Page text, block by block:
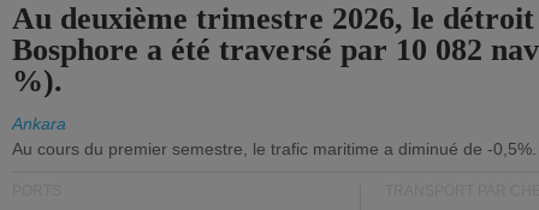
Au deuxième trimestre 2026, le
Bosphore a été traversé par 10 082
%).
Ankara
Au cours du premier semestre, le trafic maritime a diminué de -0,5%.